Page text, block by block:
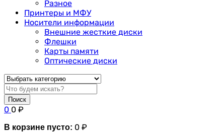
Разное
Принтеры и МФУ
Носители информации
Внешние жесткие диски
Флешки
Карты памяти
Оптические диски
Поиск
0 0 ₽
В корзине пусто: 0 ₽